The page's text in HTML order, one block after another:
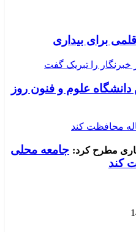
قلمی برای بیداری
علوم و فنون روز
مطرح کرد: جامعه محلی
کند